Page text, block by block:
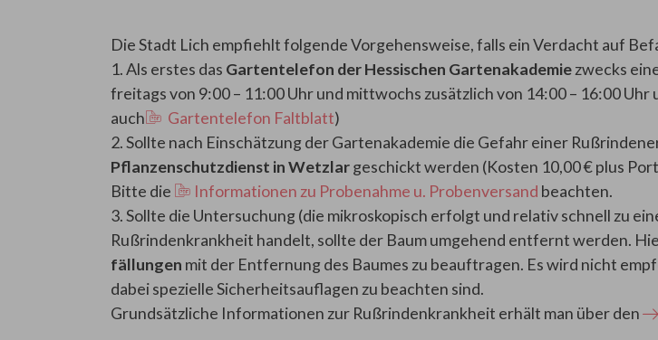
Die Stadt Lich empfiehlt folgende Vorgehensweise, falls ein Verdacht auf
1. Als erstes das Gartentelefon der Hessischen Gartenakademiezwecks
freitags von 9:00 – 11:00 Uhr und mittwochs zusätzlich von 14:00 – 16:00
auch
Gartentelefon Faltblatt)
2. Sollte nach Einschätzung der Gartenakademie die Gefahr einer
Pflanzenschutzdienst in Wetzlargeschickt werden (Kosten 10,00 € plus
Bitte die
Informationen zu Probenahme u. Probenversand beachten.
3. Sollte die Untersuchung (die mikroskopisch erfolgt und relativ schnell zu
Rußrindenkrankheit handelt, sollte der Baum umgehend entfernt werden.
fällungen mit der Entfernung des Baumes zu beauftragen. Es wird nicht
dabei spezielle Sicherheitsauflagen zu beachten sind.
Grundsätzliche Informationen zur Rußrindenkrankheit erhält man über den